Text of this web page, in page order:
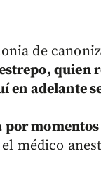
de
en adelante
por
médico